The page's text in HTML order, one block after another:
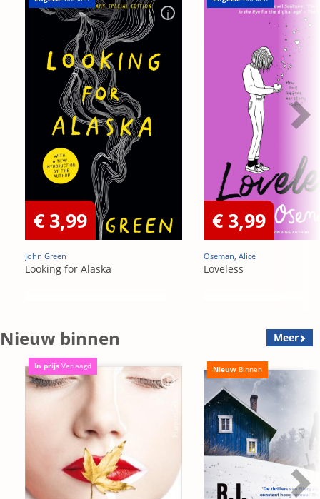
€ 3,99
John Green
Looking for Alaska
€ 3,99
Oseman, Alice
Loveless
Nieuw binnen Meer
In prijs Verlaagd Nieuw Binnen